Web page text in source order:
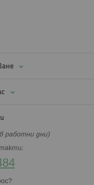
работни дни)